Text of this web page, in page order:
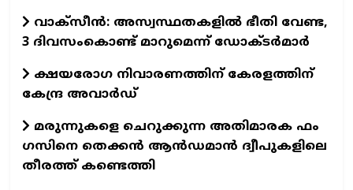
വാക്‌സീന്‍: അസ്വസ്ഥതകളില്‍ ഭീതി വേണ്ട,
3 ദിവസംകൊണ്ട് മാറുമെന്ന് ഡോക്ടര്‍മാര്‍
ക്ഷയരോഗ നിവാരണത്തിന് കേരളത്തിന്
കേന്ദ്ര അവാര്‍ഡ്
മരുന്നുകളെ ചെറുക്കുന്ന അതിമാരക ഫം​
ഗസിനെ തെക്കന്‍ ആന്‍ഡമാന്‍ ദ്വീപുകളിലെ
തീരത്ത് കണ്ടെത്തി